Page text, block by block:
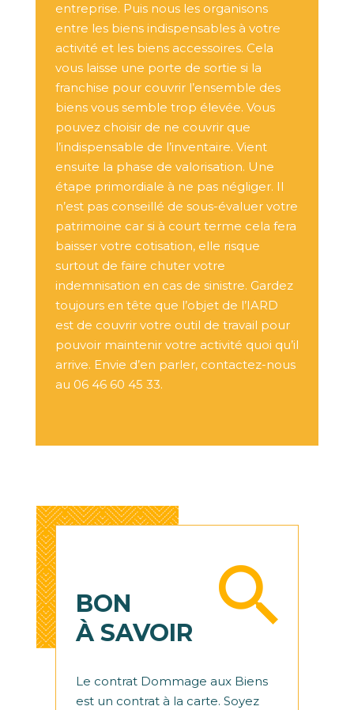
entreprise. Puis nous les organisons
entre les biens indispensables à votre
activité et les biens accessoires. Cela
vous laisse une porte de sortie si la
franchise pour couvrir l’ensemble des
biens vous semble trop élevée. Vous
pouvez choisir de ne couvrir que
l’indispensable de l’inventaire. Vient
ensuite la phase de valorisation. Une
étape primordiale à ne pas négliger. Il
n’est pas conseillé de sous-évaluer votre
patrimoine car si à court terme cela fera
baisser votre cotisation, elle risque
surtout de faire chuter votre
indemnisation en cas de sinistre. Gardez
toujours en tête que l’objet de l’IARD
est de couvrir votre outil de travail pour
pouvoir maintenir votre activité quoi qu’il
arrive. Envie d’en parler, contactez-nous
au 06 46 60 45 33.
BON
À SAVOIR
Le contrat Dommage aux Biens
est un contrat à la carte. Soyez